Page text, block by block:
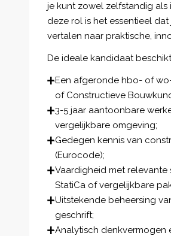
je kunt zowel zelfstandig
deze rol is het essentieel
vertalen naar praktische,
De ideale kandidaat
Een afgeronde hbo- of
of Constructieve
3-5 jaar aantoonbare
vergelijkbare omgeving;
Gedegen kennis van
(Eurocode);
Vaardigheid met relevante
StatiCa of vergelijkbare
Uitstekende beheersing
geschrift;
Analytisch denkvermogen